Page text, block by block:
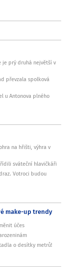
je prý druhá největší v
převzala spolková
u Antonova plného
na hřišti, výhra v
sváteční hlavičkáři
Votroci budou
make-up trendy
účes
o desítky metrů!